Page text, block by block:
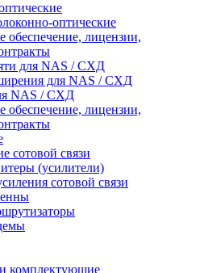
оптические
обеспечение, лицензии,
для NAS / СХД
для NAS / СХД
NAS / СХД
обеспечение, лицензии,
сотовой связи
(усилители)
сотовой связи
комплектующие